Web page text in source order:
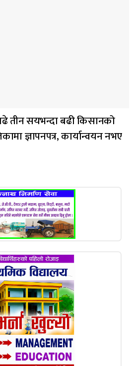
तीन सयभन्दा बढी किसानको
ज्ञापनपत्र, कार्यान्वयन नभए